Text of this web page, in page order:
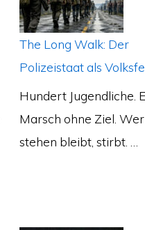
The Long Walk: Der
Polizeistaat als
Hundert Jugendliche.
Marsch ohne Ziel. Wer
stehen bleibt, stirbt. …